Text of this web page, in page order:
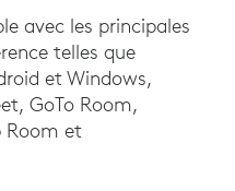
avec les principales
telles que
et Windows,
GoTo Room,
Room et